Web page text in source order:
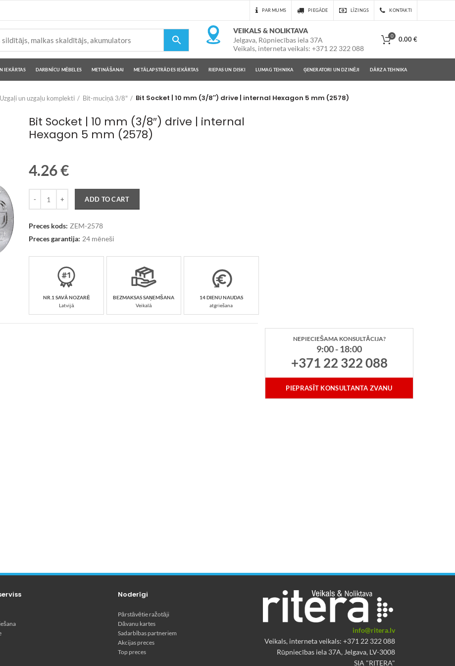
PAR MUMS PIEGĀDE LĪZINGS KONTAKTI
VEIKALS & NOLIKTAVA
Jelgava, Rūpniecības iela 37A
Veikals, interneta veikals: +371 22 322 088
0 0.00€
IEKĀRTAS DARBNĪCU MĒBELES METINĀŠANAI METĀLAPSTRĀDES IEKĀRTAS RIEPAS UN DISKI LUMAG TEHNIKA ĢENERATORI UN DZINĒJI DĀRZA TEHNIKA
Uzgaļi un uzgaļu komplekti Bit-muciņā 3/8" Bit Socket | 10 mm (3/8″) drive | internal Hexagon 5 mm (2578)
Bit Socket | 10 mm (3/8″) drive | internal
Hexagon 5 mm (2578)
4.26€
ADD TO CART
Preces kods: ZEM-2578
Preces garantija: 24 mēneši
NR.1 SAVĀ NOZARĒ
Latvijā
BEZMAKSAS SAŅEMŠANA
Veikalā
14 DIENU NAUDAS
atgriešana
NEPIECIEŠAMA KONSULTĀCIJA?
9:00 - 18:00
+371 22 322 088
PIEPRASĪT KONSULTANTA ZVANU
Noderīgi
Pārstāvētie ražotāji
Dāvanu kartes
Sadarbības partneriem
Akcijas preces
Top preces
info@ritera.lv
Veikals, interneta veikals: +371 22 322 088
Rūpniecības iela 37A, Jelgava, LV-3008
SIA "RITERA"